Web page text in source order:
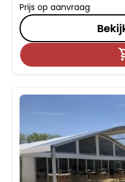
Prijs op aanvraag